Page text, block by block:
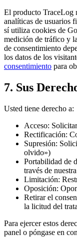
El producto TraceLog
analíticas de usuarios
sí utiliza cookies de
medición de tráfico y
de consentimiento
los datos de los
consentimiento para
7. Sus
Usted tiene derecho a:
Acceso:
Rectificación:
Supresión:
olvido»)
Portabilidad de
través de
Limitación:
Oposición:
Retirar el
la licitud del
Para ejercer estos
panel o póngase en